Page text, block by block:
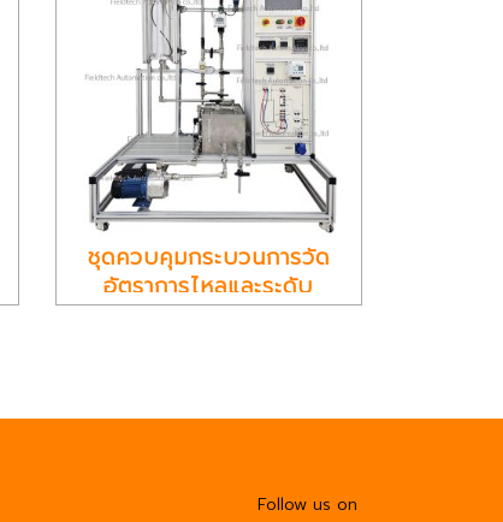
ชุดควบคุมกระบวนการวัด
อัตราการไหลและระดับ
Follow us on